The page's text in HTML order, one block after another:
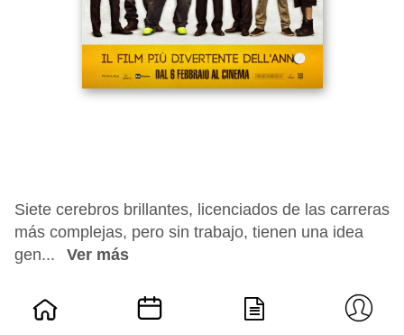
Siete cerebros brillantes, licenciados de las carreras
más complejas, pero sin trabajo, tienen una idea
gen...
Ver más